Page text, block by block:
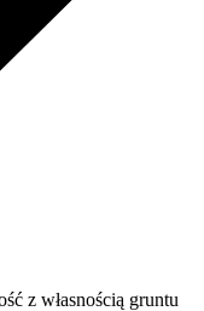
z własnością gruntu